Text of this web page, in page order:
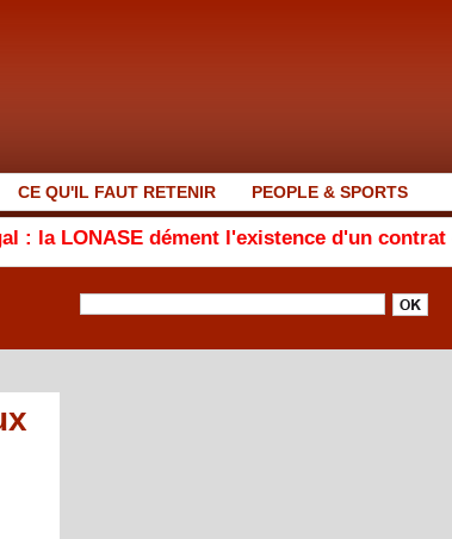
CE QU'IL FAUT RETENIR PEOPLE & SPORTS
dément l'existence d'un contrat de 50